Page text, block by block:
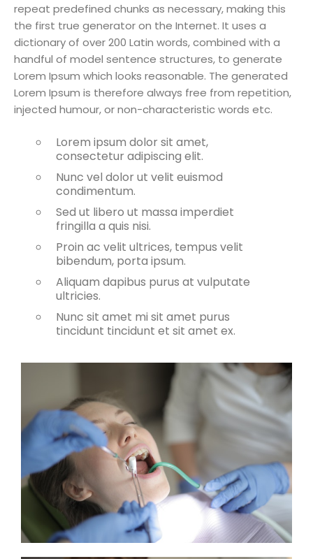
repeat predefined chunks as necessary, making this
the first true generator on the Internet. It uses a
dictionary of over 200 Latin words, combined with a
handful of model sentence structures, to generate
Lorem Ipsum which looks reasonable. The generated
Lorem Ipsum is therefore always free from repetition,
injected humour, or non-characteristic words etc.
Lorem ipsum dolor sit amet,
consectetur adipiscing elit.
Nunc vel dolor ut velit euismod
condimentum.
Sed ut libero ut massa imperdiet
fringilla a quis nisi.
Proin ac velit ultrices, tempus velit
bibendum, porta ipsum.
Aliquam dapibus purus at vulputate
ultricies.
Nunc sit amet mi sit amet purus
tincidunt tincidunt et sit amet ex.